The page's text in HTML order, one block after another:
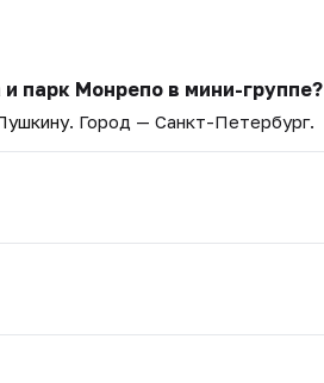
парк Монрепо в мини-группе?
. Город — Санкт-Петербург.